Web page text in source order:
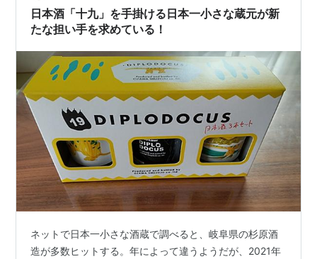
時を少し回っていたので見学で…
日本酒「十九」を手掛ける日本一小さな蔵元が新
たな担い手を求めている！
ネットで日本一小さな酒蔵で調べると、岐阜県の杉原酒
造が多数ヒットする。年によって違うようだが、2021年